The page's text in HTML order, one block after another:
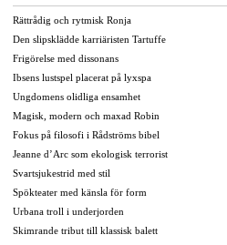
Rättrådig och rytmisk Ronja
Den slipsklädde karriäristen Tartuffe
Frigörelse med dissonans
Ibsens lustspel placerat på lyxspa
Ungdomens olidliga ensamhet
Magisk, modern och maxad Robin
Fokus på filosofi i Rådströms bibel
Jeanne d’Arc som ekologisk terrorist
Svartsjukestrid med stil
Spökteater med känsla för form
Urbana troll i underjorden
Skimrande tribut till klassisk balett